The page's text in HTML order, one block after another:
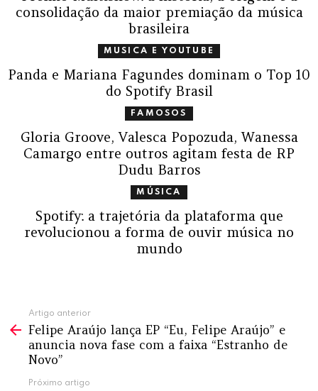
consolidação da maior premiação da música
brasileira
MUSICA E YOUTUBE
Panda e Mariana Fagundes dominam o Top 10
do Spotify Brasil
FAMOSOS
Gloria Groove, Valesca Popozuda, Wanessa
Camargo entre outros agitam festa de RP
Dudu Barros
MÚSICA
Spotify: a trajetória da plataforma que
revolucionou a forma de ouvir música no
mundo
mais
Artigo anterior
Felipe Araújo lança EP “Eu, Felipe Araújo” e
anuncia nova fase com a faixa “Estranho de
Novo”
Próximo artigo